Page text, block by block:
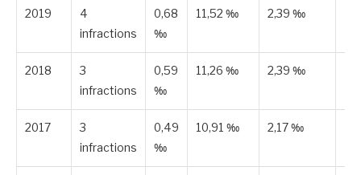
2019
4
infractions
0,68
‰
11,52 ‰ 2,39 ‰
2018
3
infractions
0,59
‰
11,26 ‰ 2,39 ‰
2017
3
infractions
0,49
‰
10,91 ‰ 2,17 ‰